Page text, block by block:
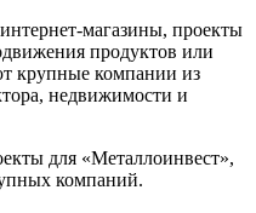
магазины, проекты
продуктов или
крупные компании из
недвижимости и
для «Металлоинвест»,
компаний.